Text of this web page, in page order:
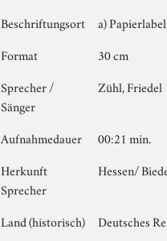
Beschriftungsort
a)
Format
30 cm
Sprecher /
Sänger
Zühl, Friedel
Aufnahmedauer
00:21 min.
Herkunft
Sprecher
Hessen/
Land (historisch) Deutsches